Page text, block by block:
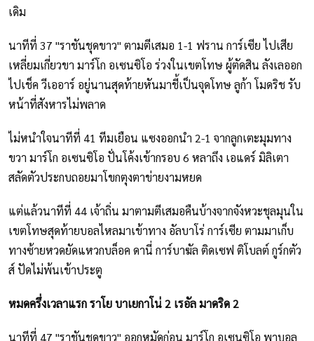
เดิม
นาทีที่ 37 "ราชันชุดขาว" ตามตีเสมอ 1-1 ฟราน การ์เซีย ไปเสีย
เหลี่ยมเกี่ยวขา มาร์โก อเซนซิโอ ร่วงในเขตโทษ ผู้ตัดสิน ลังเลออก
ไปเช็ค วีเออาร์ อยู่นานสุดท้ายหันมาชี้เป็นจุดโทษ ลูก้า โมดริช รับ
หน้าที่สังหารไม่พลาด
ไม่หนำใจนาทีที่ 41 ทีมเยือน แซงออกนำ 2-1 จากลูกเตะมุมทาง
ขวา มาร์โก อเซนซิโอ ปั่นโค้งเข้ากรอบ 6 หลาถึง เอแดร์ มิลิเตา
สลัดตัวประกบถอยมาโขกตุงตาข่ายงามหยด
แต่แล้วนาทีที่ 44 เจ้าถิ่น มาตามตีเสมอคืนบ้างจากจังหวะชุลมุนใน
เขตโทษสุดท้ายบอลไหลมาเข้าทาง อัลบาโร่ การ์เซีย ตามมาเก็บ
ทางซ้ายหวดยัดแหวกบล็อค ดานี่ การ์บาฆัล ติดเซฟ ติโบลต์ กูร์กตัว
ส์ ปัดไม่พ้นเข้าประตู
หมดครึ่งเวลาแรก ราโย บาเยกาโน่ 2 เรอัล มาดริด 2
นาทีที่ 47 "ราชันชุดขาว" ออกหมัดก่อน มาร์โก อเซนซิโอ พาบอล